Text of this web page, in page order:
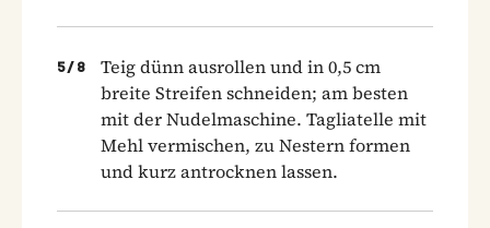
5/ 8
Teig dünn ausrollen und in 0,5 cm
breite Streifen schneiden; am besten
mit der Nudelmaschine. Tagliatelle mit
Mehl vermischen, zu Nestern formen
und kurz antrocknen lassen.